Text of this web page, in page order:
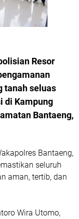
Resor
tanah seluas
di Kampung
Bantaeng,
Bantaeng,
seluruh
aman, tertib, dan
Wira Utomo,